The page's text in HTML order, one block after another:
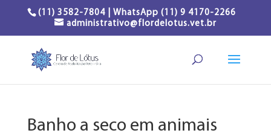
(11) 3582-7804 | WhatsApp (11) 9 4170-2266
administrativo@flordelotus.vet.br
Banho a seco em animais